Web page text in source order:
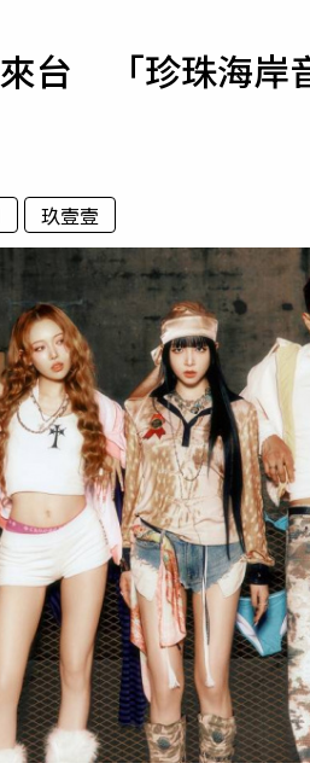
運
台 「珍珠海岸
玖壹壹